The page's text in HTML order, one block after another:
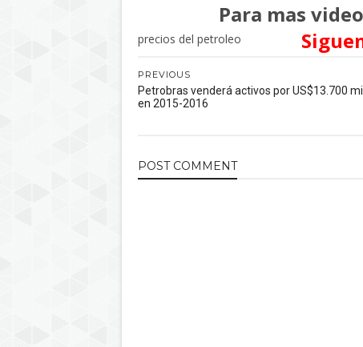
Para mas
precios del petroleo
PREVIOUS
Petrobras venderá activos por US$13.700
en 2015-2016
POST COMMENT